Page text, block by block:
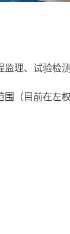
理、试验检
（目前在左